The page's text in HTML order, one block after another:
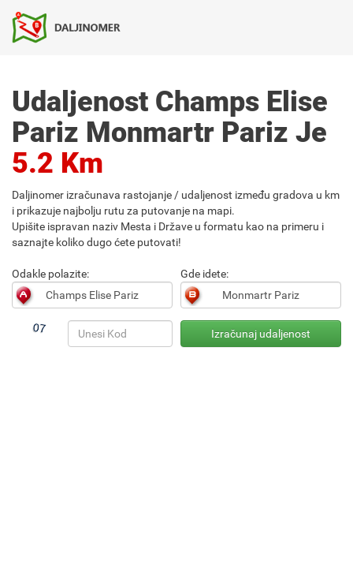
Udaljenost Champs Elise
Pariz Monmartr Pariz Je
5.2 Km
Daljinomer izračunava rastojanje / udaljenost između gradova u km
i prikazuje najbolju rutu za putovanje na mapi.
Upišite ispravan naziv Mesta i Države u formatu kao na primeru i
saznajte koliko dugo ćete putovati!
Odakle polazite: Gde idete: